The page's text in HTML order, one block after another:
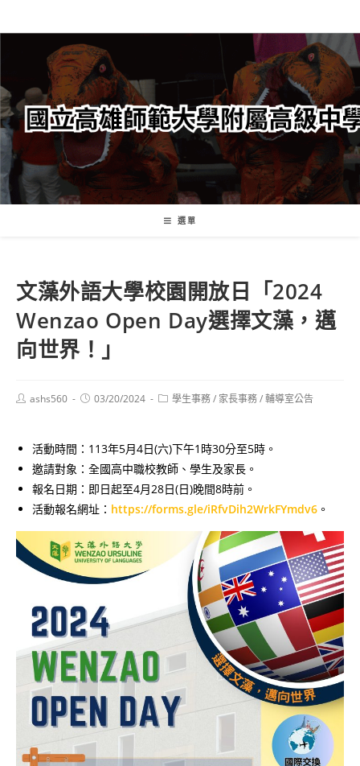
轉
要
內
容
選單
文藻外語大學校園開放日「2024
Wenzao Open Day選擇文藻，邁
向世界！」
Postashs560
Post03/20/2024
Post學生事務/ 家長事務/輔導室公告
活動時間：113年5月4日(六)下午1時30分至5時。
邀請對象：全國高中職校教師、學生及家長。
報名日期：即日起至4月28日(日)晚間8時前。
活動報名網址： https://forms.gle/iRfvDih2WrkFYmdv6 。